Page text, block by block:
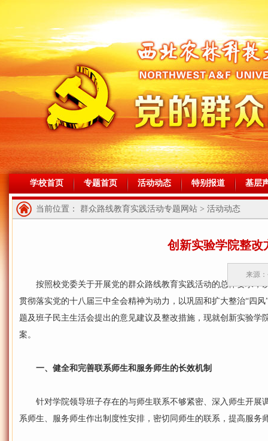
学校首页 专题首页 活动动态 特别报道 基层
当前位置： 群众路线教育实践活动专题网站 > 活动动态
创新实验学院整改
来源
按照校党委关于开展党的群众路线教育实践活动的总体要求，
贯彻落实党的十八届三中全会精神为动力，以巩固和扩大整治“四
题及班子民主生活会提出的意见建议及整改措施，现就创新实验学
案。
一、健全和完善联系师生和服务师生的长效机制
针对学院领导班子存在的与师生联系不够紧密、深入师生开展
系师生、服务师生作出制度性安排，密切同师生的联系，提高服务